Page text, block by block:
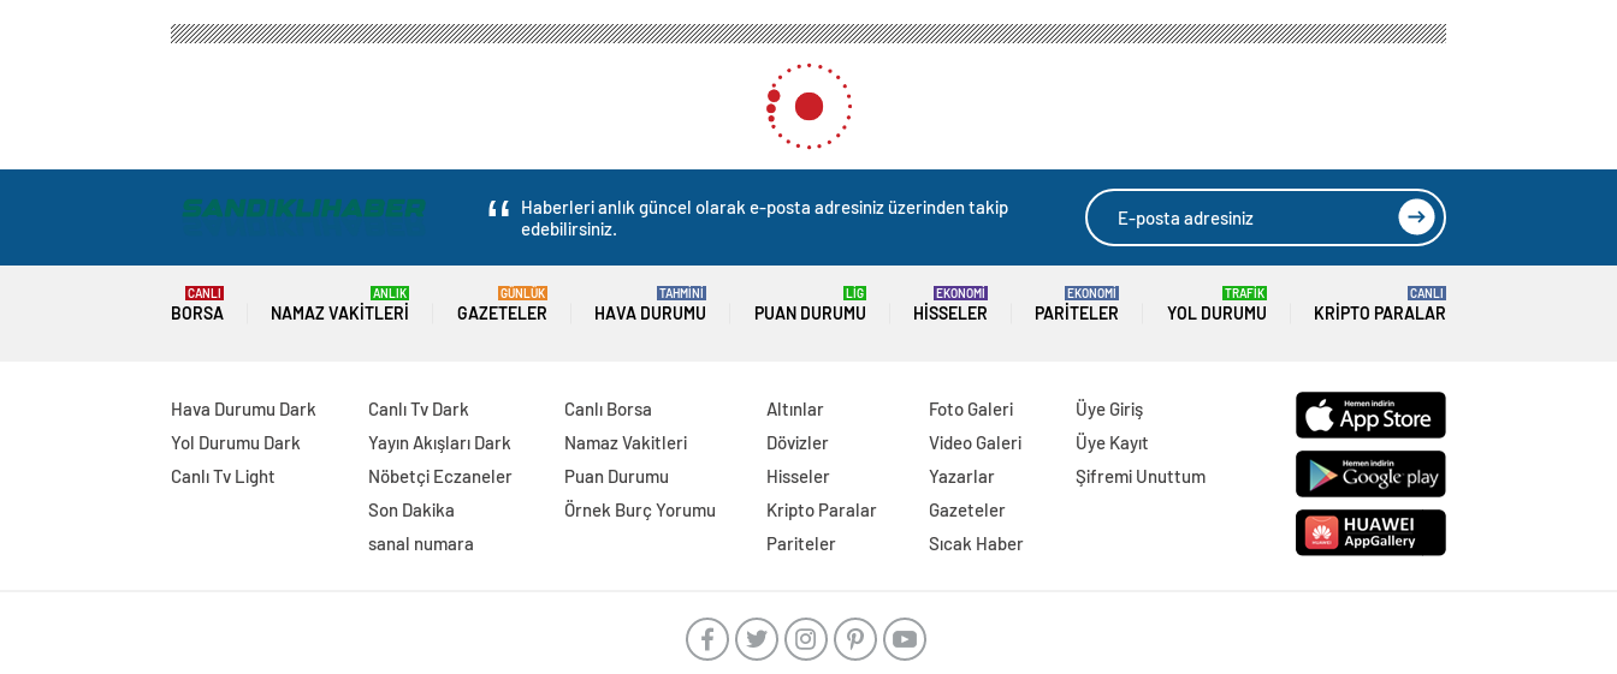
Haberleri anlık güncel olarak e-posta adresiniz üzerinden takip
edebilirsiniz.
BORSA
CANLI
NAMAZ VAKITLERI
ANLIK
GAZETELER
GÜNLÜK
HAVA DURUMU
TAHMİNİ
PUAN DURUMU
LİG
HISSELER
EKONOMİ
PARITELER
EKONOMİ
YOL DURUMU
TRAFİK
KRIPTO PARALAR
CANLI
Hava Durumu Dark
Yol Durumu Dark
Canlı Tv Light
Canlı Tv Dark
Yayın Akışları Dark
Nöbetçi Eczaneler
Son Dakika
sanal numara
Canlı Borsa
Namaz Vakitleri
Puan Durumu
Örnek Burç Yorumu
Altınlar
Dövizler
Hisseler
Kripto Paralar
Pariteler
Foto Galeri
Video Galeri
Yazarlar
Gazeteler
Sıcak Haber
Üye Giriş
Üye Kayıt
Şifremi Unuttum